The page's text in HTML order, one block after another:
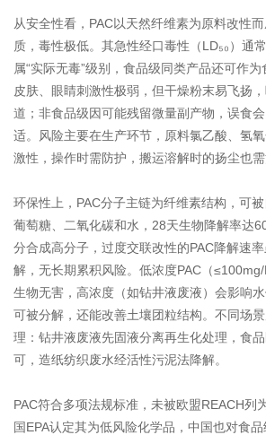
从安全性看，PAC以天然纤维素为原料改性
质，毒性极低。其急性经口毒性（LD₅₀）通
属“实际无毒”级别，食品级同类产品还可作
皮肤、眼睛刺激性极弱，但干燥粉末易飞扬
道；非食品级因可能残留微量副产物，误食
适。风险主要在生产环节，原料氯乙酸、氢
激性，操作时需防护，搬运溶解时的扬尘也需
环保性上，PAC分子主链为纤维素结构，可
葡萄糖、二氧化碳和水，28天生物降解率达
分合成高分子，过度交联改性的PAC降解速
解，无长期累积风险。低浓度PAC（
生物无害，高浓度（如钻井液废液）会影响
可被分解，还能改善土壤团粒结构。不同场
理：钻井液废液先固液分离再生化处理，食
可，造纸纺织废水经活性污泥法降解。
PAC符合多项法规标准，未被欧盟REACH列
国EPA认定其为低风险化学品，中国也对食